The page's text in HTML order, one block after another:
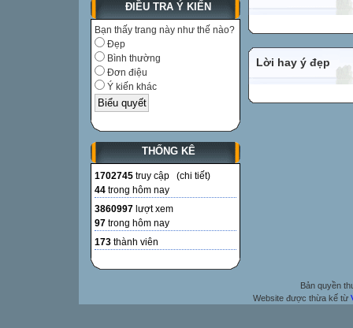
ĐIỀU TRA Ý KIẾN
Bạn thấy trang này như thế nào?
Đẹp
Bình thường
Đơn điệu
Ý kiến khác
THỐNG KÊ
1702745 truy cập (chi tiết)
44 trong hôm nay
3860997 lượt xem
97 trong hôm nay
173 thành viên
Lời hay ý đẹp
Bản quyền
Website được thừa kế từ